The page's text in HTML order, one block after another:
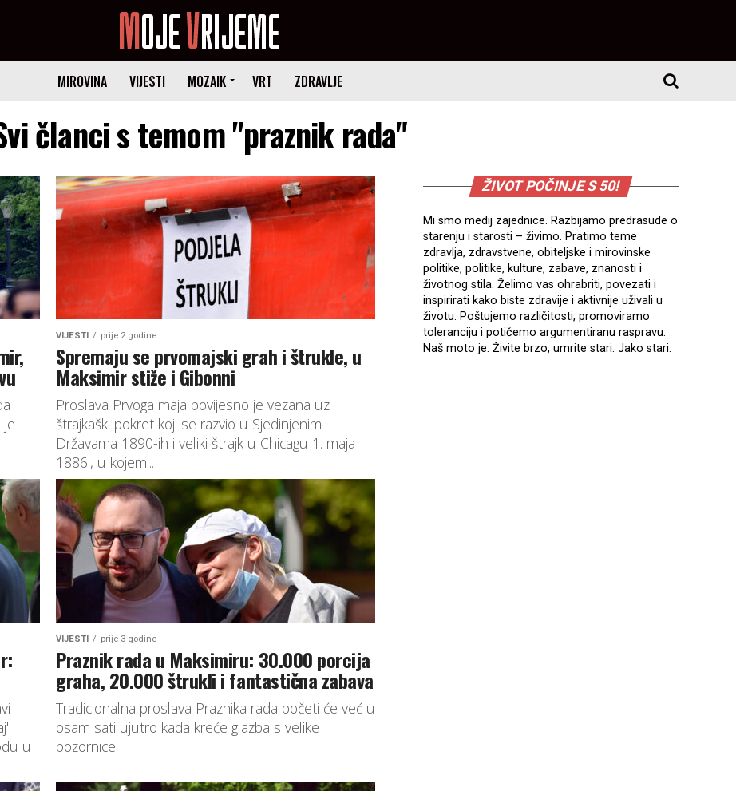
MIROVINA VIJESTI MOZAIK VRT ZDRAVLJE
članci s temom "praznik rada"
je
VIJESTI prije 2 godine
Spremaju se prvomajski grah i štrukle, u
Maksimir stiže i Gibonni
Proslava Prvoga maja povijesno je vezana uz
štrajkaški pokret koji se razvio u Sjedinjenim
Državama 1890-ih i veliki štrajk u Chicagu 1. maja
1886., u kojem...
u
VIJESTI prije 3 godine
Praznik rada u Maksimiru: 30.000 porcija
graha, 20.000 štrukli i fantastična zabava
Tradicionalna proslava Praznika rada početi će već u
osam sati ujutro kada kreće glazba s velike
pozornice.
ŽIVOT POČINJE S 50!
Mi smo medij zajednice. Razbijamo predrasude o
starenju i starosti – živimo. Pratimo teme
zdravlja, zdravstvene, obiteljske i mirovinske
politike, politike, kulture, zabave, znanosti i
životnog stila. Želimo vas ohrabriti, povezati i
inspirirati kako biste zdravije i aktivnije uživali u
životu. Poštujemo različitosti, promoviramo
toleranciju i potičemo argumentiranu raspravu.
Naš moto je: Živite brzo, umrite stari. Jako stari.